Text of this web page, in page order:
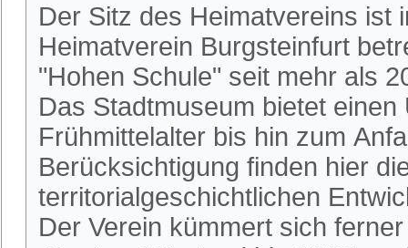
Der Sitz des Heimatvereins ist
Heimatverein Burgsteinfurt
"Hohen Schule" seit mehr als
Das Stadtmuseum bietet
Frühmittelalter bis hin zum
Berücksichtigung finden hier
territorialgeschichtlichen
Der Verein kümmert sich